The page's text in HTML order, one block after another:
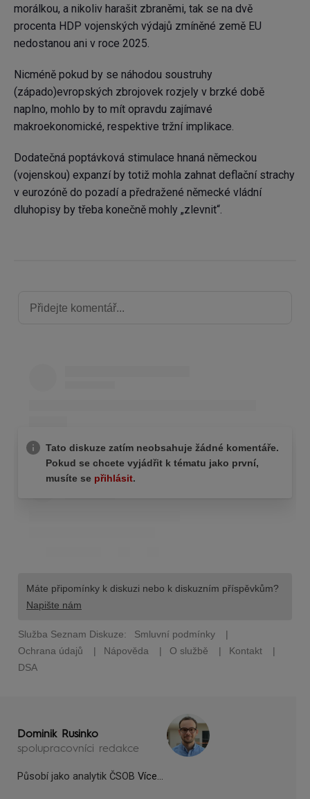
morálkou, a nikoliv harašit zbraněmi, tak se na dvě
procenta HDP vojenských výdajů zmíněné země EU
nedostanou ani v roce 2025.
Nicméně pokud by se náhodou soustruhy
(západo)evropských zbrojovek rozjely v brzké době
naplno, mohlo by to mít opravdu zajímavé
makroekonomické, respektive tržní implikace.
Dodatečná poptávková stimulace hnaná německou
(vojenskou) expanzí by totiž mohla zahnat deflační strachy
v eurozóně do pozadí a předražené německé vládní
dluhopisy by třeba konečně mohly „zlevnit“.
Dominik Rusinko
spolupracovníci redakce
Působí jako analytik ČSOB Více...